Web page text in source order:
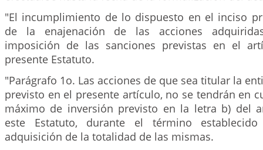
"El incumplimiento de lo dispuesto en el inciso
de la enajenación de las acciones
imposición de las sanciones previstas en el
presente Estatuto.
"Parágrafo 1o. Las acciones de que sea titular la
previsto en el presente artículo, no se tendrán en
máximo de inversión previsto en la letra b) del
este Estatuto, durante el término
adquisición de la totalidad de las mismas.